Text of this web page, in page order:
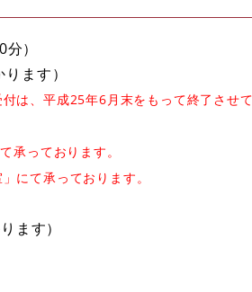
）
ます）
は、平成25年6月末をもって終了させ
承っております。
にて承っております。
ます）